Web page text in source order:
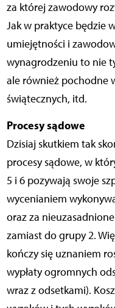
za której zawodowy
Jak w praktyce będzie
umiejętności i
wynagrodzeniu to nie
ale również pochodne
świątecznych, itd.
Procesy sądowe
Dzisiaj skutkiem tak
procesy sądowe, w
5 i 6 pozywają swoje
wycenianiem
oraz za
zamiast do grupy 2.
kończy się uznaniem
wypłaty ogromnych
wraz z odsetkami).